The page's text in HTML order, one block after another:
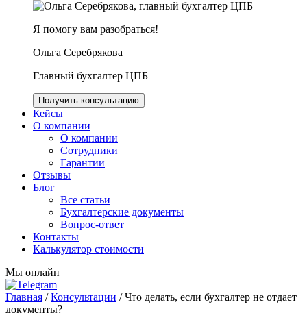
Я помогу вам разобраться!
Ольга Серебрякова
Главный бухгалтер ЦПБ
Получить консультацию
Кейсы
О компании
О компании
Сотрудники
Гарантии
Отзывы
Блог
Все статьи
Бухгалтерские документы
Вопрос-ответ
Контакты
Калькулятор стоимости
Мы онлайн
Главная /Консультации /Что делать, если бухгалтер не отдает
документы?